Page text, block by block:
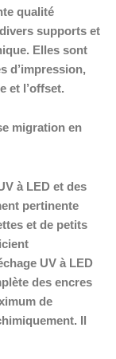
qualité
supports et
Elles sont
d’impression,
et l’offset.
migration en
à LED et des
pertinente
et de petits
UV à LED
des encres
de
Il